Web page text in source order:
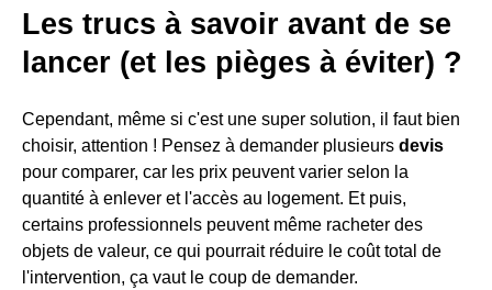
Les trucs à savoir avant de se
lancer (et les pièges à éviter) ?
Cependant, même si c'est une super solution, il faut bien
choisir, attention ! Pensez à demander plusieurs devis
pour comparer, car les prix peuvent varier selon la
quantité à enlever et l'accès au logement. Et puis,
certains professionnels peuvent même racheter des
objets de valeur, ce qui pourrait réduire le coût total de
l'intervention, ça vaut le coup de demander.